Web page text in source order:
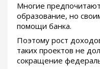
Многие
образование, но
помощи банка.
Поэтому рост
таких проектов не
сокращение